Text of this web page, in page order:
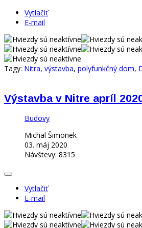
Vytlačiť
E-mail
Tagy: Nitra, výstavba, polyfunkčný dom,
Výstavba v Nitre apríl
Budovy
Michal Šimonek
03. máj 2020
Návštevy: 8315
Vytlačiť
E-mail